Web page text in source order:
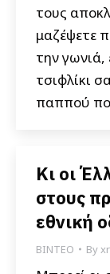
τους
μαζέψετε
την γωνιά,
τσιφλίκι
παππού
Κι οι
στους
εθνική
ΒΙΝΤΕΟ By